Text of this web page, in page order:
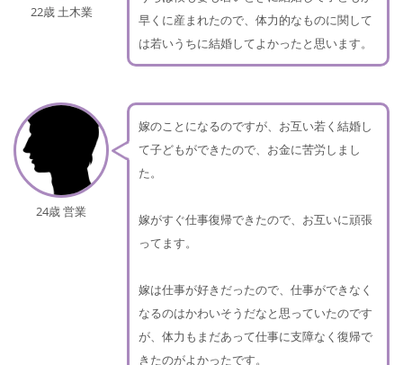
22歳 土木業
早くに産まれたので、体力的なものに関して
は若いうちに結婚してよかったと思います。
24歳 営業
嫁のことになるのですが、お互い若く結婚し
て子どもができたので、お金に苦労しまし
た。
嫁がすぐ仕事復帰できたので、お互いに頑張
ってます。
嫁は仕事が好きだったので、仕事ができなく
なるのはかわいそうだなと思っていたのです
が、体力もまだあって仕事に支障なく復帰で
きたのがよかったです。